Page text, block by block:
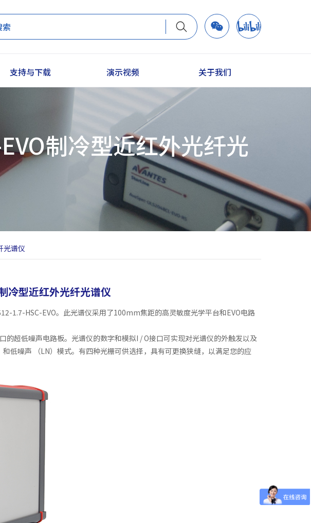
支持与下载 演示视频 关于我们
制冷型近红外光纤光
光谱仪
冷型近红外光纤光谱仪
1.7-HSC-EVO。此光谱仪采用了100mm焦距的高灵敏度光学平台和EVO电路
超低噪声电路板。光谱仪的数字和模拟I / O接口可实现对光谱仪的外触发以及
低噪声 （LN）模式。有四种光栅可供选择，具有可更换狭缝，以满足您的应